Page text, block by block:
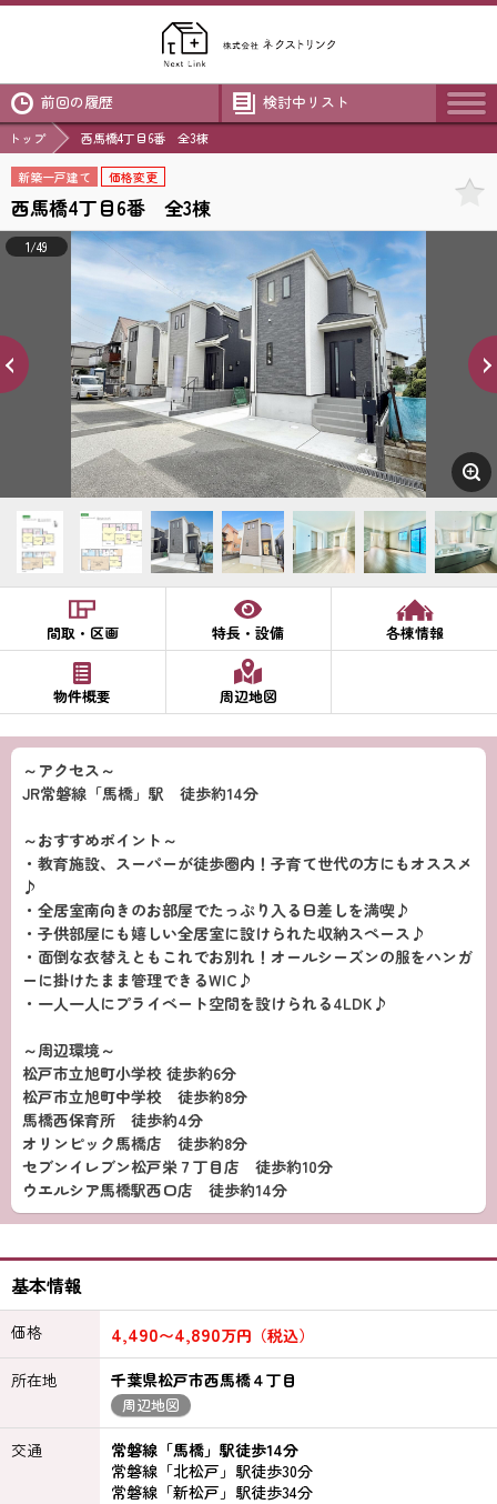
前回の履歴 検討中リスト
トップ 西馬橋4丁目6番 全3棟
新築一戸建て 価格変更
西馬橋4丁目6番 全3棟
1/49
間取・区画 特長・設備 各棟情報
物件概要 周辺地図
～アクセス～
JR常磐線「馬橋」駅 徒歩約14分
～おすすめポイント～
・教育施設、スーパーが徒歩圏内！子育て世代の方にもオススメ
♪
・全居室南向きのお部屋でたっぷり入る日差しを満喫♪
・子供部屋にも嬉しい全居室に設けられた収納スペース♪
・面倒な衣替えともこれでお別れ！オールシーズンの服をハンガ
ーに掛けたまま管理できるWIC♪
・一人一人にプライベート空間を設けられる4LDK♪
～周辺環境～
松戸市立旭町小学校 徒歩約6分
松戸市立旭町中学校 徒歩約8分
馬橋西保育所 徒歩約4分
オリンピック馬橋店 徒歩約8分
セブンイレブン松戸栄７丁目店 徒歩約10分
ウエルシア馬橋駅西口店 徒歩約14分
基本情報
価格 4,490〜4,890万円（税込）
所在地
千葉県松戸市西馬橋４丁目
周辺地図
交通
常磐線「馬橋」駅徒歩14分
常磐線「北松戸」駅徒歩30分
常磐線「新松戸」駅徒歩34分